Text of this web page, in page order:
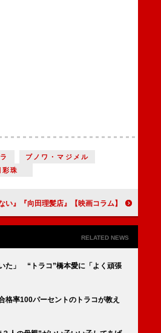
ブノワ・マジメル
彩珠
MONDAYS このタイムループ、上司に気づかせないと終わらない』『向田理髪店』【映画コラム】
RELATED NEWS
た」 “トラコ”橋本愛に「よく頑張
格率100パーセントのトラコが教え